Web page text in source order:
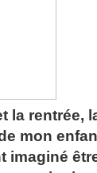
la rentrée,
mon
imaginé